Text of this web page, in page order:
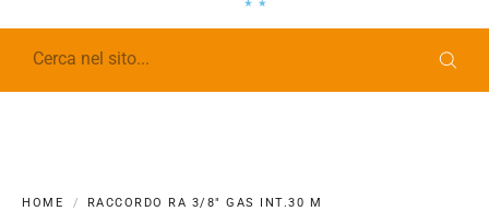
HOME RACCORDO RA 3/8" GAS INT.30 M